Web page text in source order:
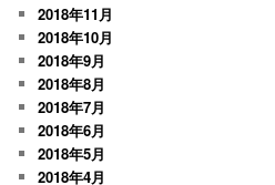
2018年11月
2018年10月
2018年9月
2018年8月
2018年7月
2018年6月
2018年5月
2018年4月